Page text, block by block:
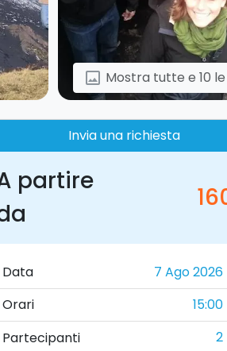
image Mostra tutte e 10 le
Invia una richiesta
partire
Data
Orari 15:00
Partecipanti 2